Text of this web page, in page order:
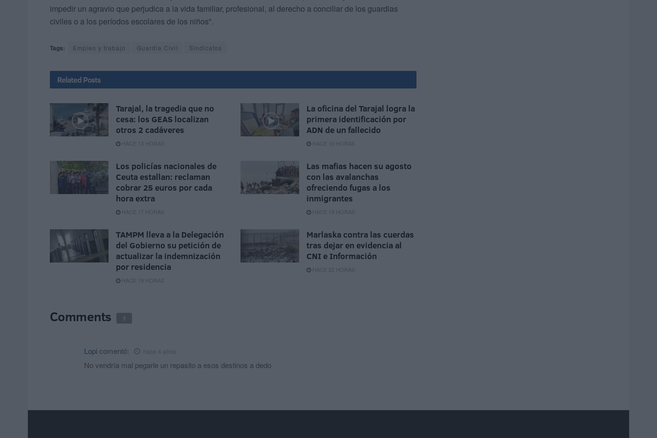
impedir un agravio que perjudica a la vida familiar, profesional, al derecho a conciliar de los guardias
civiles o a los períodos escolares de los niños".
Tags: Empleo y trabajo Guardia Civil Sindicatos
Related Posts
Tarajal, la tragedia que no
cesa: los GEAS localizan
otros 2 cadáveres
HACE 13 HORAS
La oficina del Tarajal logra la
primera identificación por
ADN de un fallecido
HACE 16 HORAS
Los policías nacionales de
Ceuta estallan: reclaman
cobrar 25 euros por cada
hora extra
HACE 17 HORAS
Las mafias hacen su agosto
con las avalanchas
ofreciendo fugas a los
inmigrantes
HACE 19 HORAS
TAMPM lleva a la Delegación
del Gobierno su petición de
actualizar la indemnización
por residencia
HACE 19 HORAS
Marlaska contra las cuerdas
tras dejar en evidencia al
CNI e Información
HACE 22 HORAS
Comments 1
Lopi comentó: hace 4 años
No vendría mal pegarle un repasito a esos destinos a dedo